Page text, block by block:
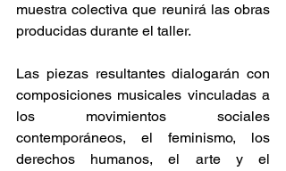
muestra colectiva que reunirá las obras
producidas durante el taller.
Las piezas resultantes dialogarán con
composiciones musicales vinculadas a
los movimientos sociales
contemporáneos, el feminismo, los
derechos humanos, el arte y el